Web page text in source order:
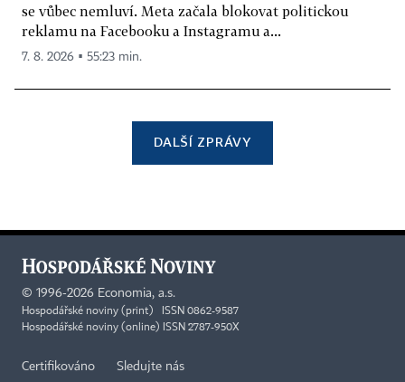
se vůbec nemluví. Meta začala blokovat politickou
reklamu na Facebooku a Instagramu a...
7. 8. 2026 ▪ 55:23 min.
DALŠÍ ZPRÁVY
© 1996-2026 Economia, a.s.
Hospodářské noviny (print) ISSN 0862-9587
Hospodářské noviny (online) ISSN 2787-950X
Certifikováno Sledujte nás